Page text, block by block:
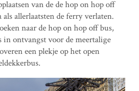
van de de hop on hop off
allerlaatsten de ferry verlaten.
naar de hop on hop off bus,
in ontvangst voor de meertalige
een plekje op het open